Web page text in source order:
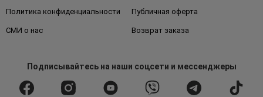
Политика конфиденциальности Публичная оферта
СМИ о нас Возврат заказа
Подписывайтесьна наши соцсети и мессенджеры